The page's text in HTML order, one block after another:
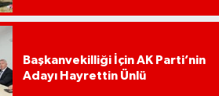
Başkanvekilliği İçin AK Parti’nin
Adayı Hayrettin Ünlü